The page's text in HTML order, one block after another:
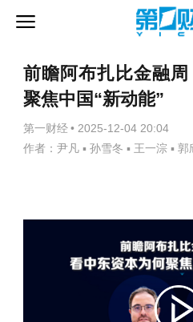
前瞻阿布扎比金融
聚焦中国“新动能”
第一财经 • 2025-12-04 20:04
作者：尹凡 ▪ 孙雪冬 ▪ 王一淙 ▪